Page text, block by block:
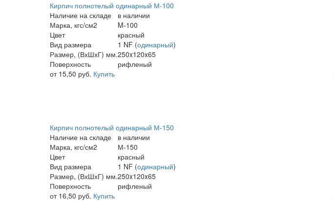
Кирпич полнотелый одинарный М-100
Наличие на складе
в наличии
Марка, кгс/см2
M-100
Цвет
красный
Вид размера
1 NF (одинарный)
Размер, (ВхШхГ) мм.250x120x65
Поверхность
рифленый
от 15,50 руб. Купить
Кирпич полнотелый одинарный М-150
Наличие на складе
в наличии
Марка, кгс/см2
М-150
Цвет
красный
Вид размера
1 NF (одинарный)
Размер, (ВхШхГ) мм.250x120x65
Поверхность
рифленый
от 16,50 руб. Купить